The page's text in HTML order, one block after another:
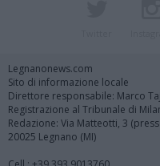
Legnanonews.com
Sito di informazione locale
Direttore responsabile: Marco
Registrazione al Tribunale di
Redazione: Via Matteotti, 3
20025 Legnano (MI)